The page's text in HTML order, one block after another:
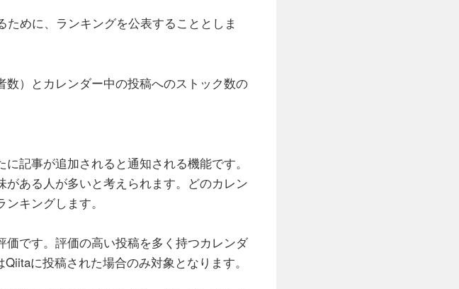
めに、ランキングを公表することとしま
）とカレンダー中の投稿へのストック数の
記事が追加されると通知される機能です。
ある人が多いと考えられます。どのカレン
キングします。
です。評価の高い投稿を多く持つカレンダ
に投稿された場合のみ対象となります。